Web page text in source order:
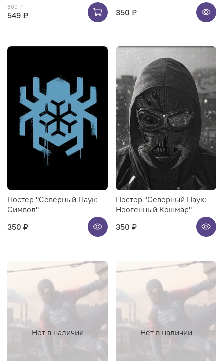
600 ₽
549 ₽
350 ₽
Постер "Северный Паук:
Символ"
350 ₽
Постер "Северный Паук:
Неогенный Кошмар"
350 ₽
Нет в наличии Нет в наличии